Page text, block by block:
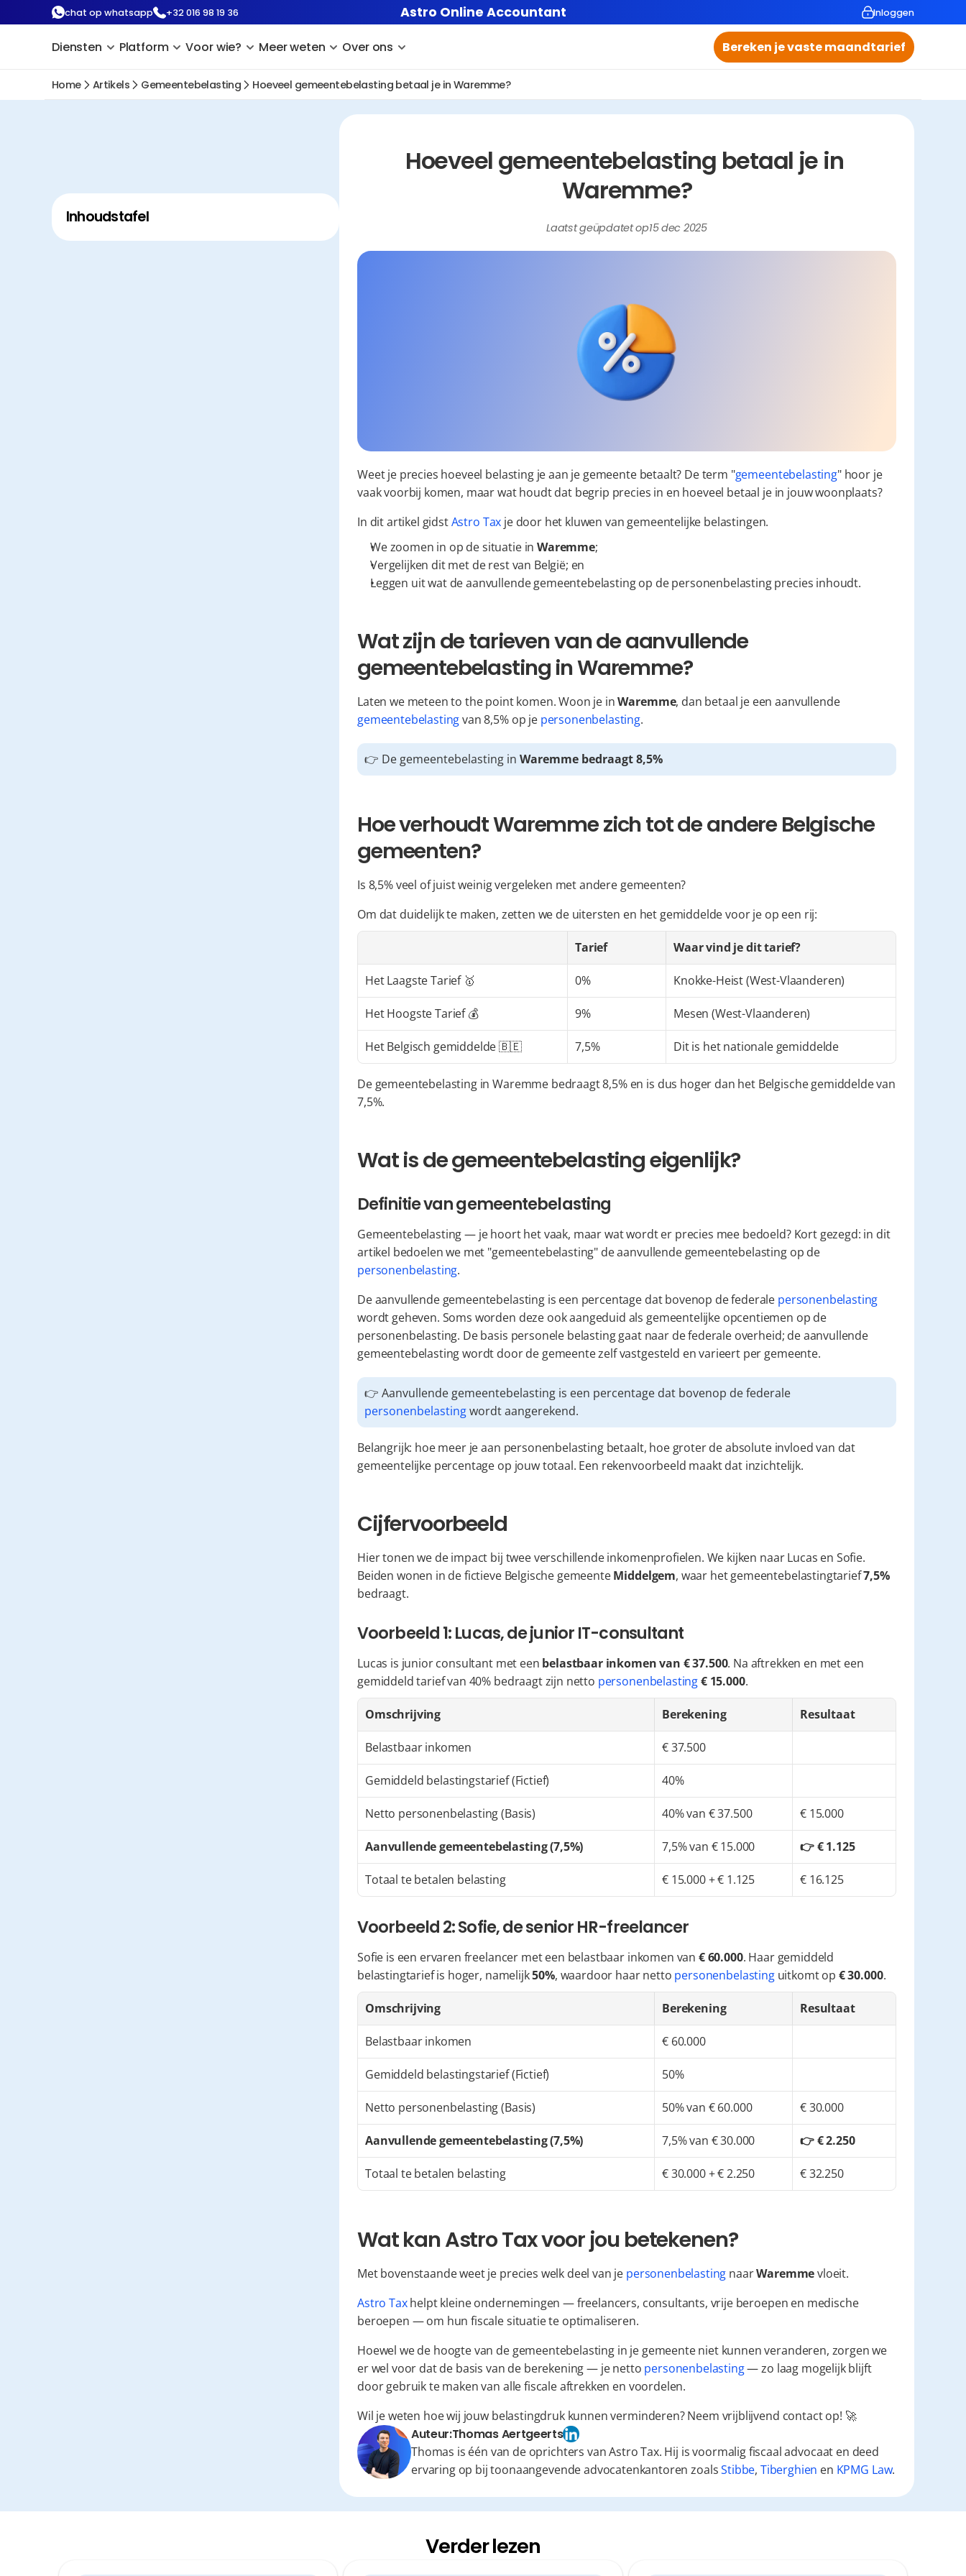
chat op whatsapp +32 016 98 19 36 Astro Online Accountant Inloggen
Diensten Platform Voor wie? Meer weten Over ons Bereken je vaste maandtarief
Home Artikels Gemeentebelasting Hoeveel gemeentebelasting betaal je in Waremme?
Inhoudstafel
Hoeveel gemeentebelasting betaal je in
Waremme?
Laatst geüpdatet op15 dec 2025
Weet je precies hoeveel belasting je aan je gemeente betaalt? De term "gemeentebelasting" hoor je
vaak voorbij komen, maar wat houdt dat begrip precies in en hoeveel betaal je in jouw woonplaats?
In dit artikel gidst Astro Tax je door het kluwen van gemeentelijke belastingen.
We zoomen in op de situatie in Waremme;
Vergelijken dit met de rest van België; en
Leggen uit wat de aanvullende gemeentebelasting op de personenbelasting precies inhoudt.
Wat zijn de tarieven van de aanvullende
gemeentebelasting in Waremme?
Laten we meteen to the point komen. Woon je in Waremme
, dan betaal je een aanvullende
gemeentebelasting van 8,5% op je personenbelasting.
👉 De gemeentebelasting in Waremme bedraagt 8,5%
Hoe verhoudt Waremme zich tot de andere Belgische
gemeenten?
Is 8,5% veel of juist weinig vergeleken met andere gemeenten?
Om dat duidelijk te maken, zetten we de uitersten en het gemiddelde voor je op een rij:
Tarief Waar vind je dit tarief?
Het Laagste Tarief 🥇 0% Knokke-Heist (West-Vlaanderen)
Het Hoogste Tarief 💰 9% Mesen (West-Vlaanderen)
Het Belgisch gemiddelde 🇧🇪 7,5% Dit is het nationale gemiddelde
De gemeentebelasting in Waremme bedraagt 8,5% en is dus hoger dan het Belgische gemiddelde van
7,5%.
Wat is de gemeentebelasting eigenlijk?
Definitie van gemeentebelasting
Gemeentebelasting — je hoort het vaak, maar wat wordt er precies mee bedoeld? Kort gezegd: in dit
artikel bedoelen we met "gemeentebelasting" de aanvullende gemeentebelasting op de
personenbelasting.
De aanvullende gemeentebelasting is een percentage dat bovenop de federale personenbelasting
wordt geheven. Soms worden deze ook aangeduid als gemeentelijke opcentiemen op de
personenbelasting. De basis personele belasting gaat naar de federale overheid; de aanvullende
gemeentebelasting wordt door de gemeente zelf vastgesteld en varieert per gemeente.
personenbelasting wordt aangerekend.
Belangrijk: hoe meer je aan personenbelasting betaalt, hoe groter de absolute invloed van dat
gemeentelijke percentage op jouw totaal. Een rekenvoorbeeld maakt dat inzichtelijk.
Cijfervoorbeeld
Hier tonen we de impact bij twee verschillende inkomenprofielen. We kijken naar Lucas en Sofie.
Beiden wonen in de fictieve Belgische gemeente Middelgem, waar het gemeentebelastingtarief 7,5%
bedraagt.
Voorbeeld 1: Lucas, de junior IT-consultant
Lucas is junior consultant met een belastbaar inkomen van € 37.500. Na aftrekken en met een
gemiddeld tarief van 40% bedraagt zijn netto personenbelasting€ 15.000.
Omschrijving Berekening Resultaat
Belastbaar inkomen € 37.500
Gemiddeld belastingstarief (Fictief) 40%
Netto personenbelasting (Basis) 40% van € 37.500 € 15.000
Aanvullende gemeentebelasting (7,5%) 7,5% van € 15.000 👉 € 1.125
Totaal te betalen belasting € 15.000 + € 1.125 € 16.125
Voorbeeld 2: Sofie, de senior HR-freelancer
Sofie is een ervaren freelancer met een belastbaar inkomen van € 60.000. Haar gemiddeld
belastingtarief is hoger, namelijk 50%, waardoor haar netto personenbelasting uitkomt op € 30.000.
Omschrijving Berekening Resultaat
Belastbaar inkomen € 60.000
Gemiddeld belastingstarief (Fictief) 50%
Netto personenbelasting (Basis) 50% van € 60.000 € 30.000
Aanvullende gemeentebelasting (7,5%) 7,5% van € 30.000 👉 € 2.250
Totaal te betalen belasting € 30.000 + € 2.250 € 32.250
Wat kan Astro Tax voor jou betekenen?
Met bovenstaande weet je precies welk deel van je personenbelasting naar Waremme vloeit.
Astro Tax helpt kleine ondernemingen — freelancers, consultants, vrije beroepen en medische
beroepen — om hun fiscale situatie te optimaliseren.
Hoewel we de hoogte van de gemeentebelasting in je gemeente niet kunnen veranderen, zorgen we
er wel voor dat de basis van de berekening — je netto personenbelasting — zo laag mogelijk blijft
door gebruik te maken van alle fiscale aftrekken en voordelen.
Wil je weten hoe wij jouw belastingdruk kunnen verminderen? Neem vrijblijvend contact op! 🚀
Auteur:Thomas Aertgeerts
Thomas is één van de oprichters van Astro Tax. Hij is voormalig fiscaal advocaat en deed
ervaring op bij toonaangevende advocatenkantoren zoalsStibbe, Tiberghien en KPMG Law.
Verder lezen